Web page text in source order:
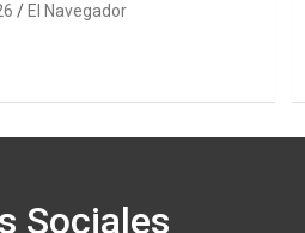
El Navegador
Sociales